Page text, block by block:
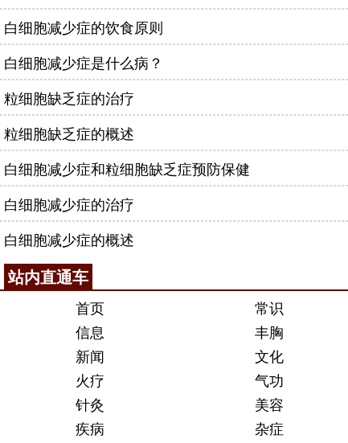
白细胞减少症的饮食原则
白细胞减少症是什么病？
粒细胞缺乏症的治疗
粒细胞缺乏症的概述
白细胞减少症和粒细胞缺乏症预防保健
白细胞减少症的治疗
白细胞减少症的概述
站内直通车
首页 常识
信息
丰胸
新闻
文化
火疗
气功
针灸
美容
疾病
杂症